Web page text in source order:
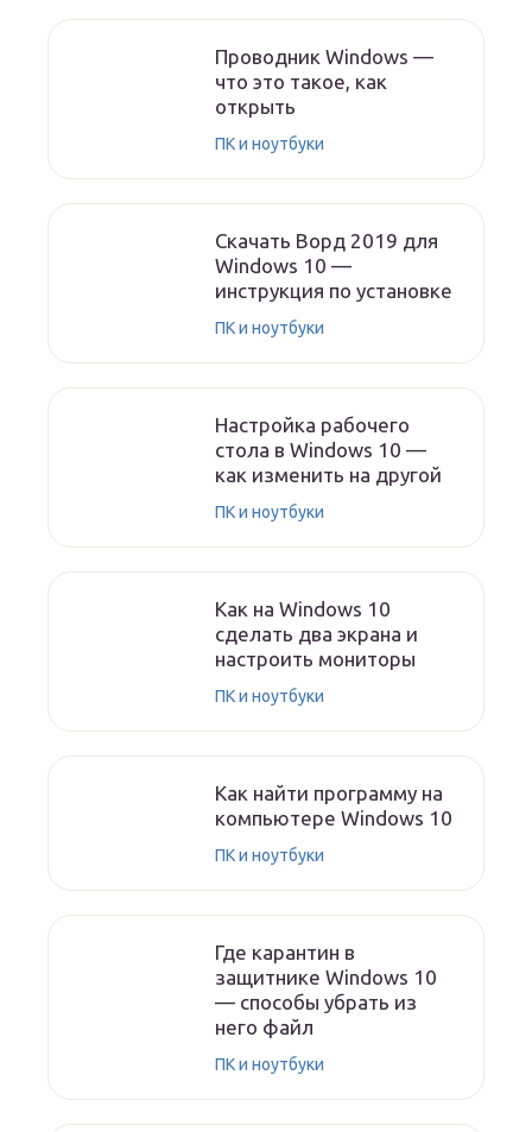
Проводник Windows —
что это такое, как
открыть
ПК и ноутбуки
Скачать Ворд 2019 для
Windows 10 —
инструкция по установке
ПК и ноутбуки
Настройка рабочего
стола в Windows 10 —
как изменить на другой
ПК и ноутбуки
Как на Windows 10
сделать два экрана и
настроить мониторы
ПК и ноутбуки
Как найти программу на
компьютере Windows 10
ПК и ноутбуки
Где карантин в
защитнике Windows 10
— способы убрать из
него файл
ПК и ноутбуки